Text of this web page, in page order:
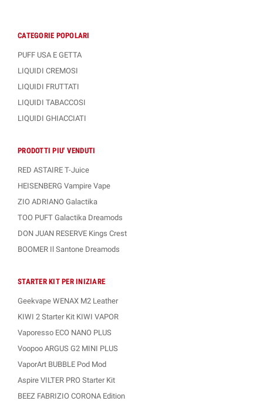
CATEGORIE POPOLARI
PUFF USA E GETTA
LIQUIDI CREMOSI
LIQUIDI FRUTTATI
LIQUIDI TABACCOSI
LIQUIDI GHIACCIATI
PRODOTTI PIU' VENDUTI
RED ASTAIRE T-Juice
HEISENBERG Vampire Vape
ZIO ADRIANO Galactika
TOO PUFT Galactika Dreamods
DON JUAN RESERVE Kings Crest
BOOMER Il Santone Dreamods
STARTER KIT PER INIZIARE
Geekvape WENAX M2 Leather
KIWI 2 Starter Kit KIWI VAPOR
Vaporesso ECO NANO PLUS
Voopoo ARGUS G2 MINI PLUS
VaporArt BUBBLE Pod Mod
Aspire VILTER PRO Starter Kit
BEEZ FABRIZIO CORONA Edition